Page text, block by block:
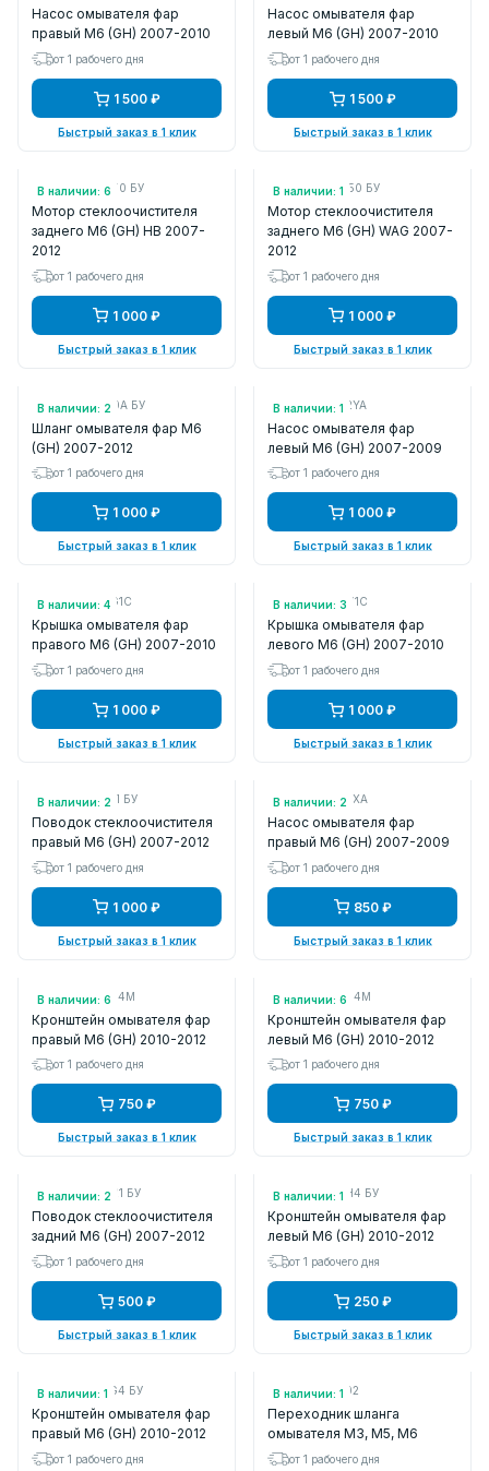
Насос омывателя фар
правый M6 (GH) 2007-2010
от 1 рабочего дня
1 500 ₽
Быстрый заказ в 1 клик
Насос омывателя фар
левый M6 (GH) 2007-2010
от 1 рабочего дня
1 500 ₽
Быстрый заказ в 1 клик
В наличии: 6
Арт.: GS1M67450 БУ
Мотор стеклоочистителя
заднего M6 (GH) HB 2007-
2012
от 1 рабочего дня
1 000 ₽
Быстрый заказ в 1 клик
В наличии: 1
Арт.: GS2A67450 БУ
Мотор стеклоочистителя
заднего M6 (GH) WAG 2007-
2012
от 1 рабочего дня
1 000 ₽
Быстрый заказ в 1 клик
В наличии: 2
Арт.: GS1F514J0A БУ
Шланг омывателя фар M6
(GH) 2007-2012
от 1 рабочего дня
1 000 ₽
Быстрый заказ в 1 клик
В наличии: 1
Арт.: FLMZ5182YA
Насос омывателя фар
левый M6 (GH) 2007-2009
от 1 рабочего дня
1 000 ₽
Быстрый заказ в 1 клик
В наличии: 4
Арт.: FLMZ518G1C
Крышка омывателя фар
правого M6 (GH) 2007-2010
от 1 рабочего дня
1 000 ₽
Быстрый заказ в 1 клик
В наличии: 3
Арт.: FLMZ518H1C
Крышка омывателя фар
левого M6 (GH) 2007-2010
от 1 рабочего дня
1 000 ₽
Быстрый заказ в 1 клик
В наличии: 2
Арт.: GS1E67321 БУ
Поводок стеклоочистителя
правый M6 (GH) 2007-2012
от 1 рабочего дня
1 000 ₽
Быстрый заказ в 1 клик
В наличии: 2
Арт.: FLMZ5182XA
Насос омывателя фар
правый M6 (GH) 2007-2009
от 1 рабочего дня
850 ₽
Быстрый заказ в 1 клик
В наличии: 6
Арт.: GDK1518G4M
Кронштейн омывателя фар
правый M6 (GH) 2010-2012
от 1 рабочего дня
750 ₽
Быстрый заказ в 1 клик
В наличии: 6
Арт.: GDK1518H4M
Кронштейн омывателя фар
левый M6 (GH) 2010-2012
от 1 рабочего дня
750 ₽
Быстрый заказ в 1 клик
В наличии: 2
Арт.: GS1M67421 БУ
Поводок стеклоочистителя
задний M6 (GH) 2007-2012
от 1 рабочего дня
500 ₽
Быстрый заказ в 1 клик
В наличии: 1
Арт.: GDK1518H4 БУ
Кронштейн омывателя фар
левый M6 (GH) 2010-2012
от 1 рабочего дня
250 ₽
Быстрый заказ в 1 клик
В наличии: 1
Арт.: GDK1518G4 БУ
Кронштейн омывателя фар
правый M6 (GH) 2010-2012
от 1 рабочего дня
В наличии: 1
Арт.: FE0367502
Переходник шланга
омывателя M3, M5, M6
от 1 рабочего дня